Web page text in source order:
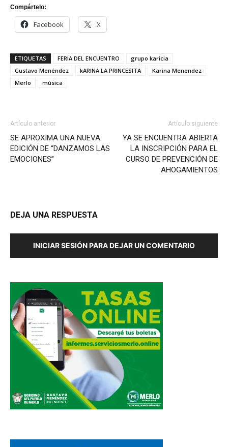
Compártelo:
Facebook X
ETIQUETAS FERIA DEL ENCUENTRO
grupo karicia
Gustavo Menéndez
kARINA LA PRINCESITA
Karina Menendez
Merlo
música
Artículo anterior
SE APROXIMA UNA NUEVA
EDICIÓN DE “DANZAMOS LAS
EMOCIONES”
Artículo siguiente
YA SE ENCUENTRA ABIERTA
LA INSCRIPCIÓN PARA EL
CURSO DE PREVENCIÓN DE
AHOGAMIENTOS
DEJA UNA RESPUESTA
INICIAR SESIÓN PARA DEJAR UN COMENTARIO